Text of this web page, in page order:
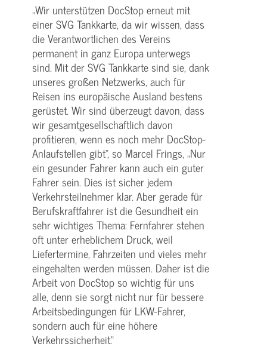
„Wir unterstützen DocStop erneut mit
einer SVG Tankkarte, da wir wissen, dass
die Verantwortlichen des Vereins
permanent in ganz Europa unterwegs
sind. Mit der SVG Tankkarte sind sie, dank
unseres großen Netzwerks, auch für
Reisen ins europäische Ausland bestens
gerüstet. Wir sind überzeugt davon, dass
wir gesamtgesellschaftlich davon
profitieren, wenn es noch mehr DocStop-
Anlaufstellen gibt“, so Marcel Frings, „Nur
ein gesunder Fahrer kann auch ein guter
Fahrer sein. Dies ist sicher jedem
Verkehrsteilnehmer klar. Aber gerade für
Berufskraftfahrer ist die Gesundheit ein
sehr wichtiges Thema: Fernfahrer stehen
oft unter erheblichem Druck, weil
Liefertermine, Fahrzeiten und vieles mehr
eingehalten werden müssen. Daher ist die
Arbeit von DocStop so wichtig für uns
alle, denn sie sorgt nicht nur für bessere
Arbeitsbedingungen für LKW-Fahrer,
sondern auch für eine höhere
Verkehrssicherheit.“